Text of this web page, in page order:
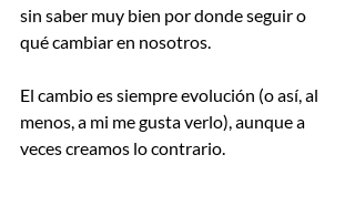
sin saber muy bien por donde seguir o
qué cambiar en nosotros.
El cambio es siempre evolución (o así, al
menos, a mi me gusta verlo), aunque a
veces creamos lo contrario.